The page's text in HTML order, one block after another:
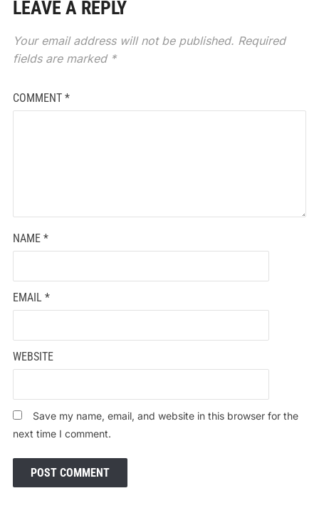
LEAVE A REPLY
Your email address will not be published. Required
fields are marked *
COMMENT *
NAME *
EMAIL *
WEBSITE
Save my name, email, and website in this browser for the
next time I comment.